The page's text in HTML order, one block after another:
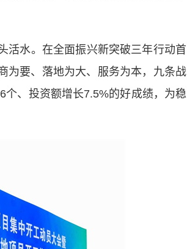
水。在全面振兴新突破三年行动首
为要、落地为大、服务为本，九条战
个、投资额增长7.5%的好成绩，为稳